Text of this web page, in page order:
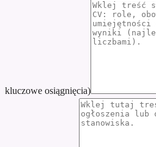
kluczowe osiągnięcia)